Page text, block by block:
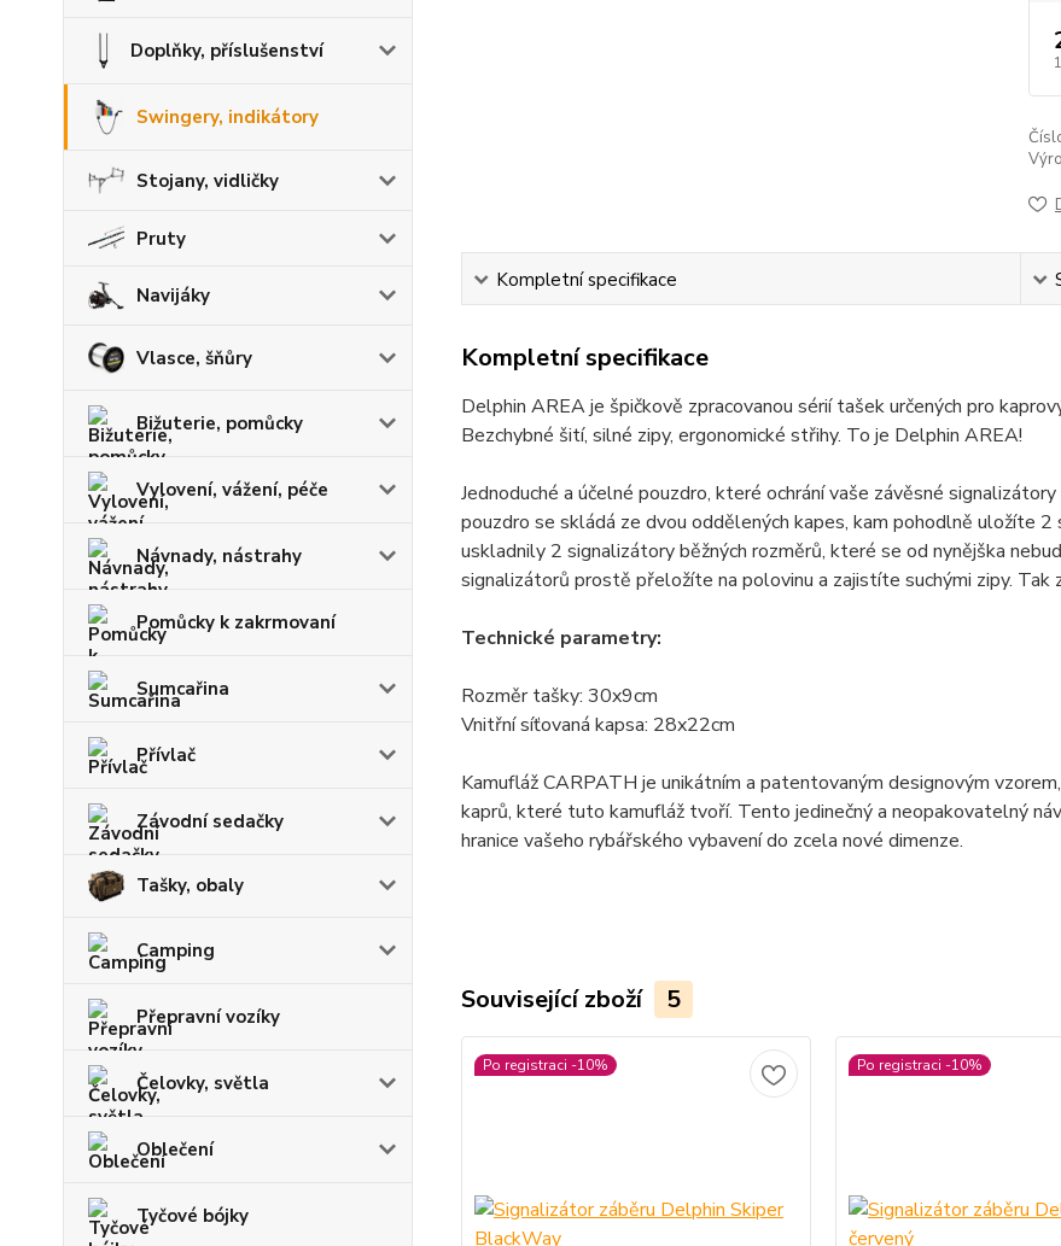
Doplňky, příslušenství
Swingery, indikátory
Stojany, vidličky
Pruty
Navijáky
Vlasce, šňůry
Bižuterie, pomůcky
Vylovení, vážení, péče
Návnady, nástrahy
Pomůcky k zakrmovaní
Sumcařina
Přívlač
Závodní sedačky
Tašky, obaly
Camping
Přepravní vozíky
Čelovky, světla
Oblečení
Tyčové bójky
Kompletní specifikace
Kompletní specifikace
Delphin AREA je špičkově zpracovanou sérií tašek určených pro
Bezchybné šití, silné zipy, ergonomické střihy. To je Delphin AREA!
Jednoduché a účelné pouzdro, které ochrání vaše závěsné
pouzdro se skládá ze dvou oddělených kapes, kam pohodlně uložíte
uskladnily 2 signalizátory běžných rozměrů, které se od nynějška
signalizátorů prostě přeložíte na polovinu a zajistíte suchými zipy.
Technické parametry:
Rozměr tašky: 30x9cm
Vnitřní síťovaná kapsa: 28x22cm
Kamufláž CARPATH je unikátním a patentovaným designovým
kaprů, které tuto kamufláž tvoří. Tento jedinečný a neopakovatelný
hranice vašeho rybářského vybavení do zcela nové dimenze.
Související zboží 5
Po registraci -10% Po registraci -10%